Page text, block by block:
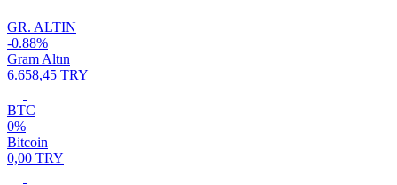
GR. ALTIN
-0.88%
Gram Altın
6.658,45 TRY
BTC
0%
Bitcoin
0,00 TRY